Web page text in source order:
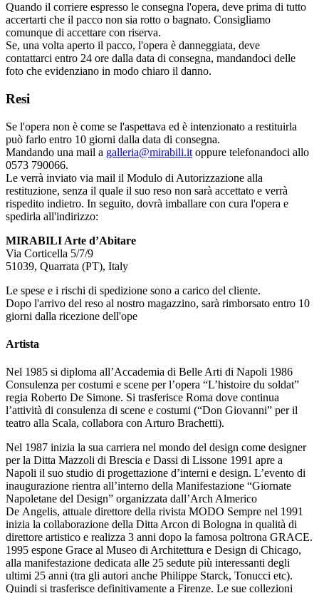
Quando il corriere espresso le consegna l'opera, deve prima di tutto
accertarti che il pacco non sia rotto o bagnato. Consigliamo
comunque di accettare con riserva.
Se, una volta aperto il pacco, l'opera è danneggiata, deve
contattarci entro 24 ore dalla data di consegna, mandandoci delle
foto che evidenziano in modo chiaro il danno.
Resi
Se l'opera non è come se l'aspettava ed è intenzionato a restituirla
può farlo entro 10 giorni dalla data di consegna.
Mandando una mail a galleria@mirabili.it oppure telefonandoci allo
0573 790066.
Le verrà inviato via mail il Modulo di Autorizzazione alla
restituzione, senza il quale il suo reso non sarà accettato e verrà
rispedito indietro. In seguito, dovrà imballare con cura l'opera e
spedirla all'indirizzo:
MIRABILI Arte d’Abitare
Via Corticella 5/7/9
51039, Quarrata (PT), Italy
Le spese e i rischi di spedizione sono a carico del cliente.
Dopo l'arrivo del reso al nostro magazzino, sarà rimborsato entro 10
giorni dalla ricezione dell'ope
Artista
Nel 1985 si diploma all’Accademia di Belle Arti di Napoli 1986
Consulenza per costumi e scene per l’opera “L’histoire du soldat”
regia Roberto De Simone. Si trasferisce Roma dove continua
l’attività di consulenza di scene e costumi (“Don Giovanni” per il
teatro alla Scala, collabora con Arturo Brachetti).
Nel 1987 inizia la sua carriera nel mondo del design come designer
per la Ditta Mazzoli di Brescia e Dassi di Lissone 1991 apre a
Napoli il suo studio di progettazione d’interni e design. L’evento di
inaugurazione rientra all’interno della Manifestazione “Giornate
Napoletane del Design” organizzata dall’Arch Almerico
De Angelis, attuale direttore della rivista MODO Sempre nel 1991
inizia la collaborazione della Ditta Arcon di Bologna in qualità di
direttore artistico e realizza 3 anni dopo la famosa poltrona GRACE.
1995 espone Grace al Museo di Architettura e Design di Chicago,
alla manifestazione dedicata alle 25 sedute più interessanti degli
ultimi 25 anni (tra gli autori anche Philippe Starck, Tonucci etc).
Quindi si trasferisce definitivamente a Firenze. Le sue collezioni